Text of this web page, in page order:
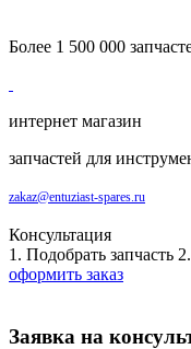
Более 1 500 000
интернет магазин
запчастей для
zakaz@entuziast-spares.ru
Консультация
1. Подобрать запчасть
оформить заказ
Заявка на